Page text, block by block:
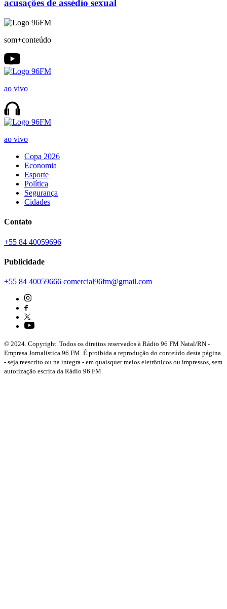
acusações de assédio sexual
som+conteúdo
ao vivo
ao vivo
Copa 2026
Economia
Esporte
Política
Segurança
Cidades
Contato
+55 84 40059696
Publicidade
+55 84 40059666 comercial96fm@gmail.com
© 2024. Copyright. Todos os direitos reservados à Rádio 96 FM Natal/RN -
Empresa Jornalística 96 FM. É proibida a reprodução do conteúdo desta página
- seja reescrito ou na íntegra - em quaisquer meios eletrônicos ou impressos, sem
autorização escrita da Rádio 96 FM.